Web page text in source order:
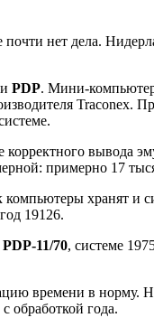
почти нет дела.
PDP. Мини-
Traconex.
корректного вывода
примерно 17
компьютеры хранят и
19126.
PDP-11/70, системе
времени в норму.
обработкой года.